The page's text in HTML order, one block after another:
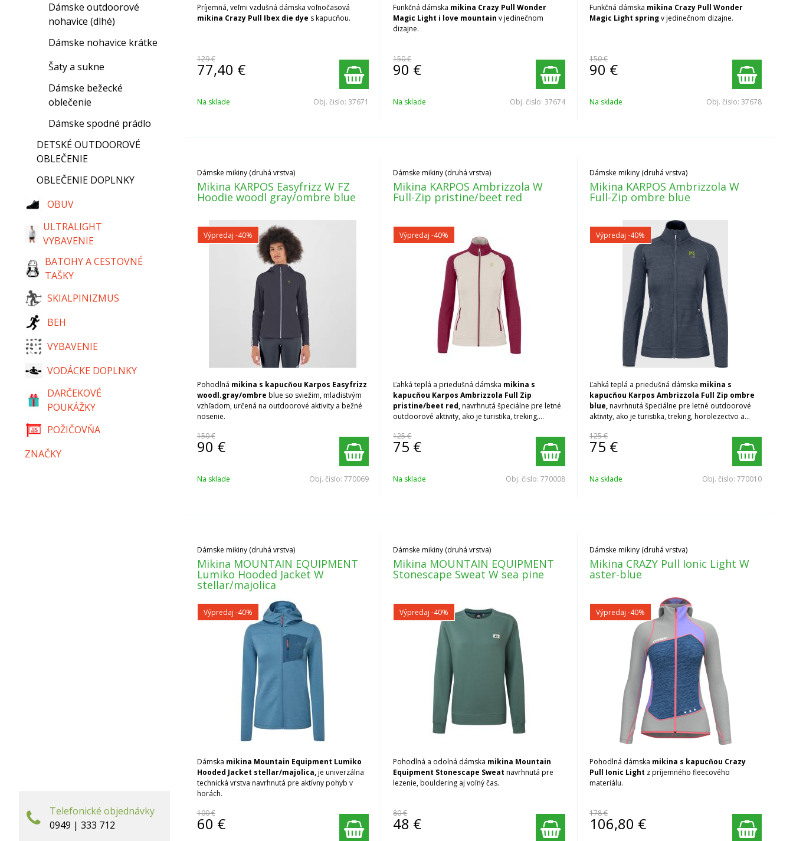
Príjemná, veľmi vzdušná dámska voľnočasová
mikina Crazy Pull Ibex die dye s kapucňou.
129 €
77,40 €
Na sklade Obj. čislo:37671
Funkčná dámska mikina Crazy Pull Wonder
Magic Light i love mountain v jedinečnom
dizajne.
150 €
90 €
Na sklade Obj. čislo:37674
Funkčná dámska mikina Crazy Pull Wonder
Magic Light springv jedinečnom dizajne.
150 €
90 €
Na sklade Obj. čislo: 37678
Dámske mikiny (druhá vrstva)
Mikina KARPOS Easyfrizz W FZ
Hoodie woodl gray/ombre blue
Výpredaj -40%
Pohodlná mikina s kapucňou Karpos Easyfrizz
woodl.gray/ombre blue so sviežim, mladistvým
vzhľadom, určená na outdoorové aktivity a bežné
nosenie.
150 €
90 €
Na sklade Obj. čislo:770069
Dámske mikiny (druhá vrstva)
Mikina KARPOS Ambrizzola W
Full-Zip pristine/beet red
Výpredaj-40%
Ľahká teplá a priedušná dámska mikina s
kapucňou Karpos Ambrizzola Full Zip
pristine/beet red,navrhnutá špeciálne pre letné
outdoorové aktivity, ako je turistika, treking,
125 €
75 €
Na sklade Obj. čislo:770008
Dámske mikiny (druhá vrstva)
Mikina KARPOS Ambrizzola W
Full-Zip ombre blue
Výpredaj-40%
Ľahká teplá a priedušná dámska mikina s
kapucňou Karpos Ambrizzola Full Zip ombre
blue,navrhnutá špeciálne pre letné outdoorové
aktivity, ako je turistika, treking, horolezectvo a
125 €
75 €
Na sklade Obj. čislo: 770010
Dámske mikiny (druhá vrstva)
Mikina MOUNTAIN EQUIPMENT
Lumiko Hooded Jacket W
stellar/majolica
Výpredaj -40%
Dámska mikina Mountain Equipment Lumiko
Hooded Jacket stellar/majolica,je univerzálna
technická vrstva navrhnutá pre aktívny pohyb v
horách.
100 €
60 €
Dámske mikiny (druhá vrstva)
Mikina MOUNTAIN EQUIPMENT
Stonescape Sweat W sea pine
Výpredaj-40%
Pohodlná a odolná dámska mikina Mountain
Equipment Stonescape Sweat navrhnutá pre
lezenie, bouldering aj voľný čas.
80 €
48 €
Dámske mikiny (druhá vrstva)
Mikina CRAZY Pull Ionic Light W
aster-blue
Výpredaj-40%
Pohodlná dámska mikina s kapucňou Crazy
Pull Ionic Light z príjemného fleecového
materiálu.
178 €
106,80 €
Dámske outdoorové
nohavice (dlhé)
Dámske nohavice krátke
Šaty a sukne
Dámske bežecké
oblečenie
Dámske spodné prádlo
DETSKÉ OUTDOOROVÉ
OBLEČENIE
OBLEČENIE DOPLNKY
OBUV
ULTRALIGHT
VYBAVENIE
BATOHY A CESTOVNÉ
TAŠKY
SKIALPINIZMUS
BEH
VYBAVENIE
VODÁCKE DOPLNKY
DARČEKOVÉ
POUKÁŽKY
POŽIČOVŇA
ZNAČKY
Telefonické objednávky
0949 | 333 712